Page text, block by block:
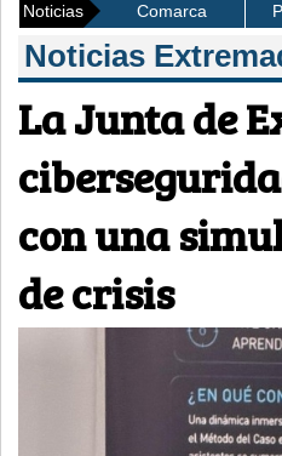
Noticias Comarca
Noticias
La Junta de
con una
de crisis